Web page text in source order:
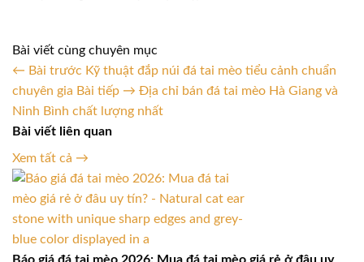
Bài viết cùng chuyên mục
← Bài trước Kỹ thuật đắp núi đá tai mèo tiểu cảnh chuẩn
chuyên gia Bài tiếp → Địa chỉ bán đá tai mèo Hà Giang và
Ninh Bình chất lượng nhất
Bài viết liên quan
Xem tất cả →